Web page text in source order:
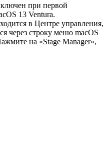
при первой
13 Ventura.
в Центре управления,
через строку меню macOS
на «Stage Manager»,